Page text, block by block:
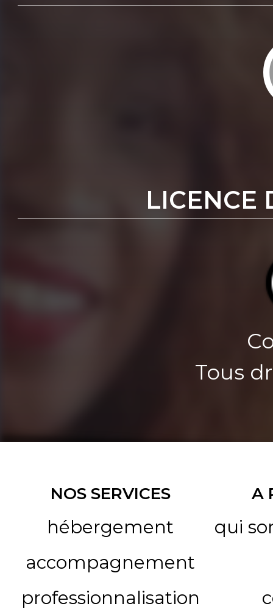
LICENCE
Tous
NOS SERVICES
hébergement
accompagnement
professionnalisation
A
qui